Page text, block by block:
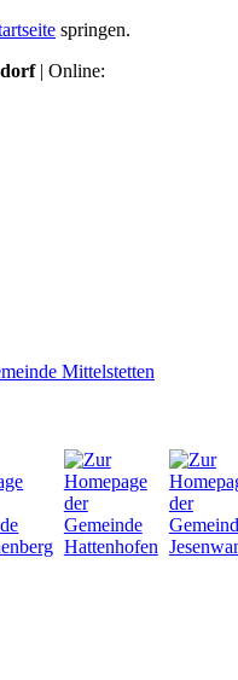
springen.
| Online: